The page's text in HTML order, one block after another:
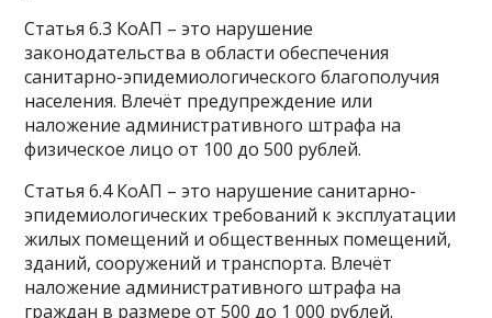
Статья 6.3 КоАП – это нарушение
законодательства в области обеспечения
санитарно-эпидемиологического благополучия
населения. Влечёт предупреждение или
наложение административного штрафа на
физическое лицо от 100 до 500 рублей.
Статья 6.4 КоАП – это нарушение санитарно-
эпидемиологических требований к эксплуатации
жилых помещений и общественных помещений,
зданий, сооружений и транспорта. Влечёт
наложение административного штрафа на
граждан в размере от 500 до 1 000 рублей.